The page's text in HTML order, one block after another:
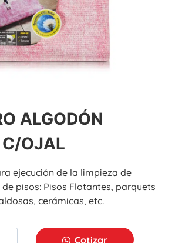
ALGODÓN
C/OJAL
ejecución de la limpieza de
pisos: Pisos Flotantes, parquets
cerámicas, etc.
Cotizar